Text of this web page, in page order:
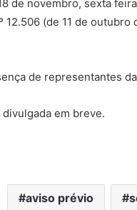
de novembro, sexta
12.506 (de 11 de
de representantes da
em breve.
aviso prévio